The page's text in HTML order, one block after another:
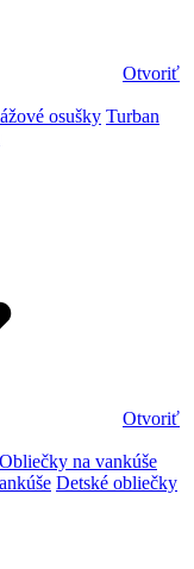
Otvoriť
osušky Turban
Otvoriť
Obliečky na vankúše
Detské obliečky